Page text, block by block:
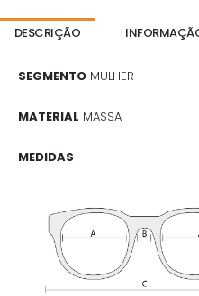
DESCRIÇÃO
SEGMENTO MULHER
MATERIAL MASSA
MEDIDAS